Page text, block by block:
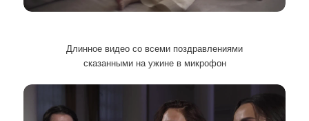
Длинное видео со всеми поздравлениями
сказанными на ужине в микрофон